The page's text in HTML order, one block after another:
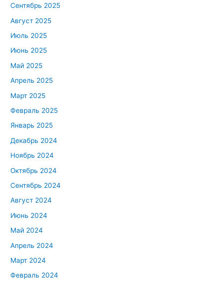
Сентябрь 2025
Август 2025
Июль 2025
Июнь 2025
Май 2025
Апрель 2025
Март 2025
Февраль 2025
Январь 2025
Декабрь 2024
Ноябрь 2024
Октябрь 2024
Сентябрь 2024
Август 2024
Июнь 2024
Май 2024
Апрель 2024
Март 2024
Февраль 2024